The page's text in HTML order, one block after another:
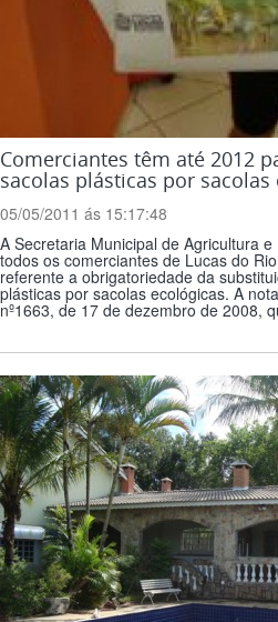
Comerciantes têm até 2012
sacolas plásticas por sacolas
05/05/2011 ás 15:17:48
A Secretaria Municipal de Agricultura
todos os comerciantes de Lucas do
referente a obrigatoriedade da
plásticas por sacolas ecológicas. A
nº1663, de 17 de dezembro de 2008,